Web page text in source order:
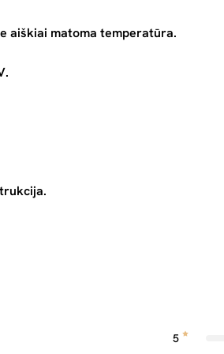
aiškiai matoma temperatūra.
5